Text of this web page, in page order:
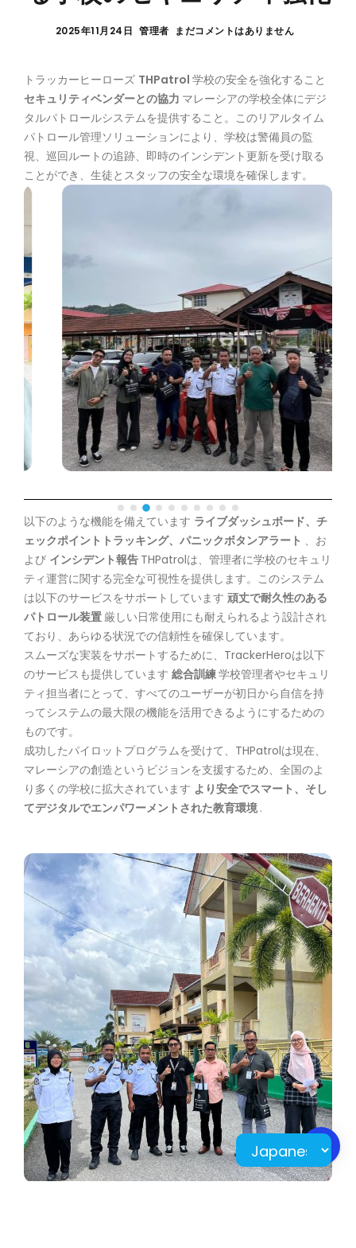
2025年11月24日 管理者 まだコメントはありません
トラッカーヒーローズ THPatrol 学校の安全を強化すること
セキュリティベンダーとの協力 マレーシアの学校全体にデジ
タルパトロールシステムを提供すること。このリアルタイム
パトロール管理ソリューションにより、学校は警備員の監
視、巡回ルートの追跡、即時のインシデント更新を受け取る
ことができ、生徒とスタッフの安全な環境を確保します。
以下のような機能を備えています ライブダッシュボード、チ
ェックポイントトラッキング、パニックボタンアラート 、お
よび インシデント報告 THPatrolは、管理者に学校のセキュリ
ティ運営に関する完全な可視性を提供します。このシステム
は以下のサービスをサポートしています 頑丈で耐久性のある
パトロール装置厳しい日常使用にも耐えられるよう設計され
ており、あらゆる状況での信頼性を確保しています。
スムーズな実装をサポートするために、TrackerHeroは以下
のサービスも提供しています 総合訓練学校管理者やセキュリ
ティ担当者にとって、すべてのユーザーが初日から自信を持
ってシステムの最大限の機能を活用できるようにするための
ものです。
成功したパイロットプログラムを受けて、THPatrolは現在、
マレーシアの創造というビジョンを支援するため、全国のよ
り多くの学校に拡大されています より安全でスマート、そし
てデジタルでエンパワーメントされた教育環境 .